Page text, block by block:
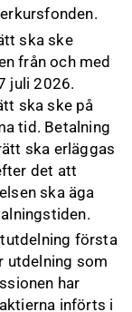
ska ske
från och med
juli 2026.
ska ske på
tid. Betalning
ska erläggas
det att
ska äga
första
utdelning som
har
införts i